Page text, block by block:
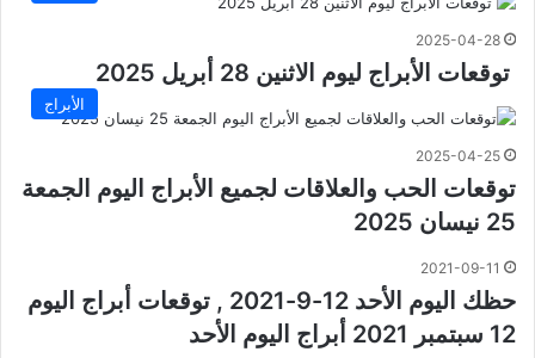
2025-04-28
توقعات الأبراج ليوم الاثنين 28 أبريل 2025
الأبراج
2025-04-25
توقعات الحب والعلاقات لجميع الأبراج اليوم الجمعة
25 نيسان 2025
2021-09-11
حظك اليوم الأحد 12-9-2021 , توقعات أبراج اليوم
12 سبتمبر 2021 أبراج اليوم الأحد